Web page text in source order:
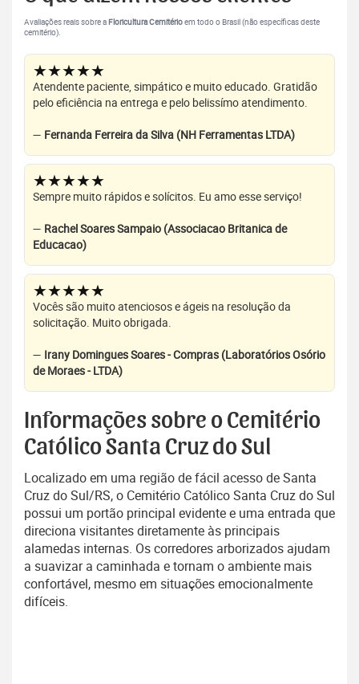
Avaliações reais sobre a Floricultura Cemitérioem todo o Brasil (não específicas deste
cemitério).
★★★★★
Atendente paciente, simpático e muito educado. Gratidão
pelo eficiência na entrega e pelo belissímo atendimento.
— Fernanda Ferreira da Silva (NH Ferramentas LTDA)
★★★★★
Sempre muito rápidos e solícitos. Eu amo esse serviço!
— Rachel Soares Sampaio (Associacao Britanica de
Educacao)
★★★★★
Vocês são muito atenciosos e ágeis na resolução da
solicitação. Muito obrigada.
— Irany Domingues Soares - Compras (Laboratórios Osório
de Moraes - LTDA)
Informações sobre o Cemitério
Católico Santa Cruz do Sul
Localizado em uma região de fácil acesso de Santa
Cruz do Sul/RS, o Cemitério Católico Santa Cruz do Sul
possui um portão principal evidente e uma entrada que
direciona visitantes diretamente às principais
alamedas internas. Os corredores arborizados ajudam
a suavizar a caminhada e tornam o ambiente mais
confortável, mesmo em situações emocionalmente
difíceis.